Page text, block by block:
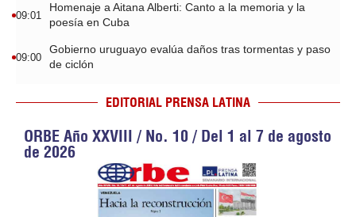
09:01
Homenaje a Aitana Alberti: Canto a la memoria y la
poesía en Cuba
09:00
Gobierno uruguayo evalúa daños tras tormentas y paso
de ciclón
EDITORIAL PRENSA LATINA
ORBE Año XXVIII / No. 10 / Del 1 al 7 de agosto
de 2026